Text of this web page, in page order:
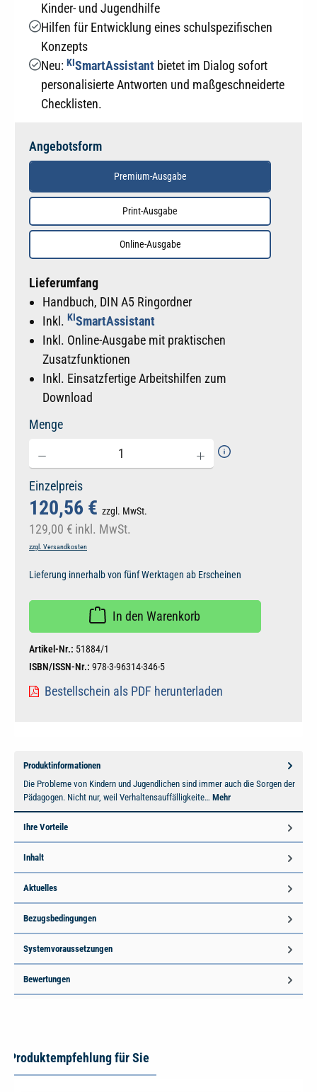
Kinder- und Jugendhilfe
Hilfen für Entwicklung eines schulspezifischen
Konzepts
Neu: KISmartAssistantbietet im Dialog sofort
personalisierte Antworten und maßgeschneiderte
Checklisten.
Angebotsform
Premium-Ausgabe
Print-Ausgabe
Online-Ausgabe
Lieferumfang
Handbuch, DIN A5 Ringordner
Inkl. KISmartAssistant
Inkl. Online-Ausgabe mit praktischen
Zusatzfunktionen
Inkl. Einsatzfertige Arbeitshilfen zum
Download
Menge
Einzelpreis
120,56 € zzgl. MwSt.
129,00 € inkl. MwSt.
zzgl. Versandkosten
Lieferung innerhalb von fünf Werktagen ab Erscheinen
In den Warenkorb
Artikel-Nr.: 51884/1
ISBN/ISSN-Nr.: 978-3-96314-346-5
Bestellschein als PDF herunterladen
Produktinformationen
Die Probleme von Kindern und Jugendlichen sind immer auch die Sorgen der
Pädagogen. Nicht nur, weil Verhaltensauffälligkeite… Mehr
Ihre Vorteile
Inhalt
Aktuelles
Bezugsbedingungen
Systemvoraussetzungen
Bewertungen
Produktempfehlung für Sie